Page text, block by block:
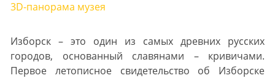
3D-панорама музея
Изборск – это один из самых древних русских
городов, основанный славянами – кривичами.
Первое летописное свидетельство об Изборске